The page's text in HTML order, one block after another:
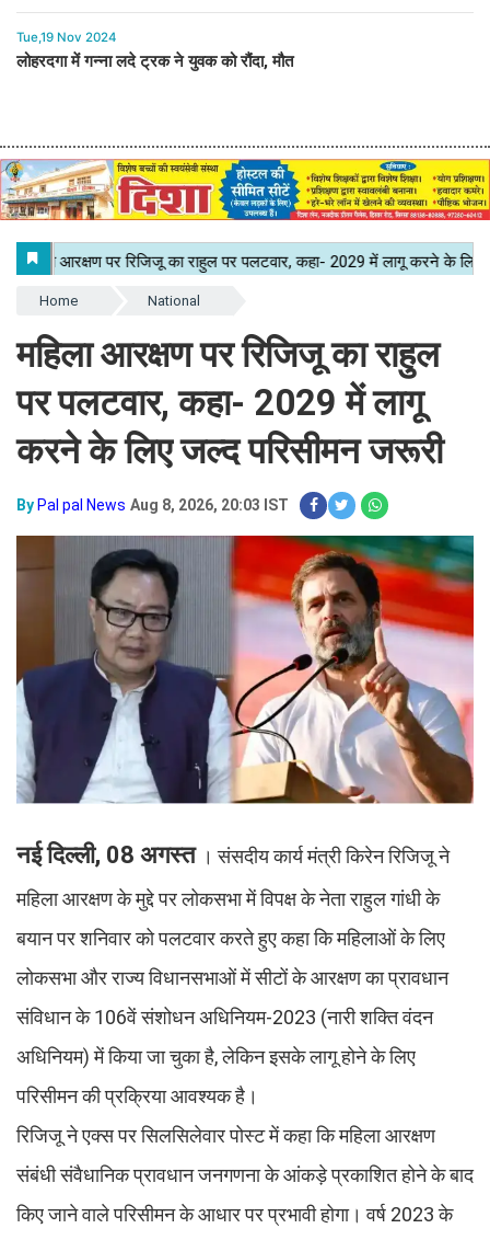
Tue,19 Nov 2024
लोहरदगा में गन्ना लदे ट्रक ने युवक को रौंदा, मौत
Home National
महिला आरक्षण पर रिजिजू का राहुल
पर पलटवार, कहा- 2029 में लागू
करने के लिए जल्द परिसीमन जरूरी
By Pal pal News Aug 8, 2026, 20:03 IST
नई दिल्ली, 08 अगस्त । संसदीय कार्य मंत्री किरेन रिजिजू ने
महिला आरक्षण के मुद्दे पर लोकसभा में विपक्ष के नेता राहुल गांधी के
बयान पर शनिवार को पलटवार करते हुए कहा कि महिलाओं के लिए
लोकसभा और राज्य विधानसभाओं में सीटों के आरक्षण का प्रावधान
संविधान के 106वें संशोधन अधिनियम-2023 (नारी शक्ति वंदन
अधिनियम) में किया जा चुका है, लेकिन इसके लागू होने के लिए
परिसीमन की प्रक्रिया आवश्यक है।
रिजिजू ने एक्स पर सिलसिलेवार पोस्ट में कहा कि महिला आरक्षण
संबंधी संवैधानिक प्रावधान जनगणना के आंकड़े प्रकाशित होने के बाद
किए जाने वाले परिसीमन के आधार पर प्रभावी होगा। वर्ष 2023 के